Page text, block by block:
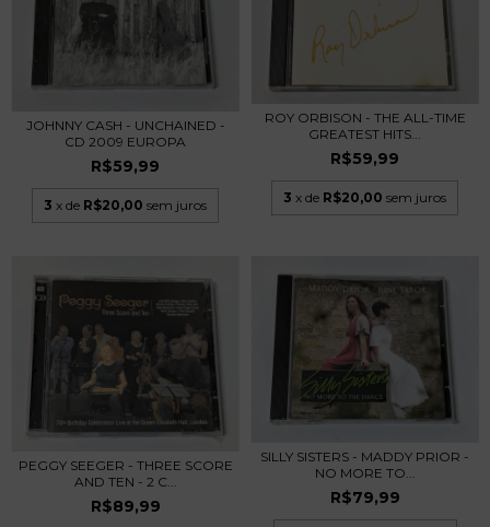
JOHNNY CASH - UNCHAINED -
CD 2009 EUROPA
R$59,99
3 x de R$20,00 sem juros
ROY ORBISON - THE ALL-TIME
GREATEST HITS...
R$59,99
3 x de R$20,00 sem juros
PEGGY SEEGER - THREE SCORE
AND TEN - 2 C...
R$89,99
SILLY SISTERS - MADDY PRIOR -
NO MORE TO...
R$79,99